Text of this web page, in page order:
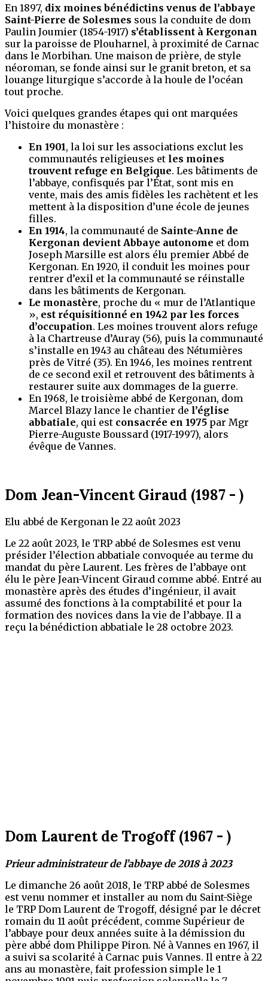
En 1897, dix moines bénédictins venus de l’abbaye
Saint-Pierre de Solesmes sous la conduite de dom
Paulin Joumier (1854-1917) s’établissent à Kergonan
sur la paroisse de Plouharnel, à proximité de Carnac
dans le Morbihan. Une maison de prière, de style
néoroman, se fonde ainsi sur le granit breton, et sa
louange liturgique s’accorde à la houle de l’océan
tout proche.
Voici quelques grandes étapes qui ont marquées
l’histoire du monastère :
En 1901, la loi sur les associations exclut les
communautés religieuses et les moines
trouvent refuge en Belgique. Les bâtiments de
l’abbaye, confisqués par l’État, sont mis en
vente, mais des amis fidèles les rachètent et les
mettent à la disposition d’une école de jeunes
filles.
En 1914, la communauté de Sainte-Anne de
Kergonan devient Abbaye autonome et dom
Joseph Marsille est alors élu premier Abbé de
Kergonan. En 1920, il conduit les moines pour
rentrer d’exil et la communauté se réinstalle
dans les bâtiments de Kergonan.
Le monastère, proche du « mur de l’Atlantique
», est réquisitionné en 1942 par les forces
d’occupation. Les moines trouvent alors refuge
à la Chartreuse d’Auray (56), puis la communauté
s’installe en 1943 au château des Nétumières
près de Vitré (35). En 1946, les moines rentrent
de ce second exil et retrouvent des bâtiments à
restaurer suite aux dommages de la guerre.
En 1968, le troisième abbé de Kergonan, dom
Marcel Blazy lance le chantier de l’église
abbatiale, qui est consacrée en 1975 par Mgr
Pierre-Auguste Boussard (1917-1997), alors
évêque de Vannes.
Dom Jean-Vincent Giraud (1987 - )
Elu abbé de Kergonan le 22 août 2023
Le 22 août 2023, le TRP abbé de Solesmes est venu
présider l’élection abbatiale convoquée au terme du
mandat du père Laurent. Les frères de l’abbaye ont
élu le père Jean-Vincent Giraud comme abbé. Entré au
monastère après des études d’ingénieur, il avait
assumé des fonctions à la comptabilité et pour la
formation des novices dans la vie de l’abbaye. Il a
reçu la bénédiction abbatiale le 28 octobre 2023.
Dom Laurent de Trogoff (1967 - )
Prieur administrateur de l’abbaye de 2018 à 2023
Le dimanche 26 août 2018, le TRP abbé de Solesmes
est venu nommer et installer au nom du Saint-Siège
le TRP Dom Laurent de Trogoff, désigné par le décret
romain du 11 août précédent, comme Supérieur de
l’abbaye pour deux années suite à la démission du
père abbé dom Philippe Piron. Né à Vannes en 1967, il
a suivi sa scolarité à Carnac puis Vannes. Il entre à 22
ans au monastère, fait profession simple le 1